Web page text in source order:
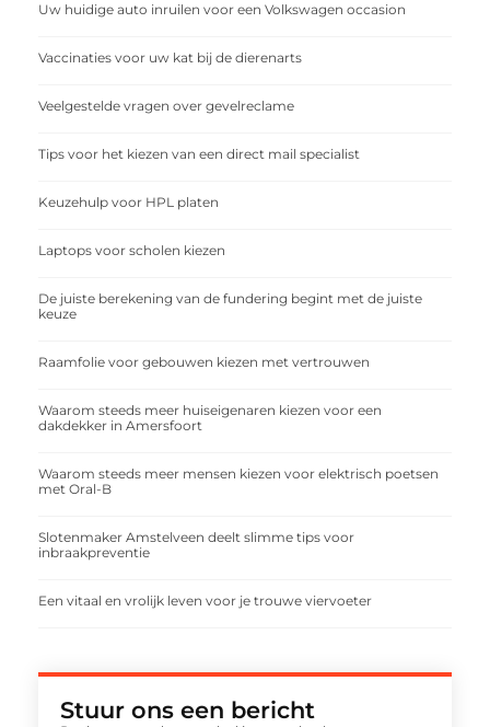
Uw huidige auto inruilen voor een Volkswagen occasion
Vaccinaties voor uw kat bij de dierenarts
Veelgestelde vragen over gevelreclame
Tips voor het kiezen van een direct mail specialist
Keuzehulp voor HPL platen
Laptops voor scholen kiezen
De juiste berekening van de fundering begint met de juiste
keuze
Raamfolie voor gebouwen kiezen met vertrouwen
Waarom steeds meer huiseigenaren kiezen voor een
dakdekker in Amersfoort
Waarom steeds meer mensen kiezen voor elektrisch poetsen
met Oral-B
Slotenmaker Amstelveen deelt slimme tips voor
inbraakpreventie
Een vitaal en vrolijk leven voor je trouwe viervoeter
Stuur ons een bericht